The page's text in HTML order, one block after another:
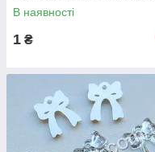
В наявності
1 ₴